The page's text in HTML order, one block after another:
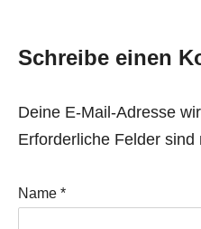
Schreibe einen
Deine E-Mail-Adresse
Erforderliche Felder sind
Name *